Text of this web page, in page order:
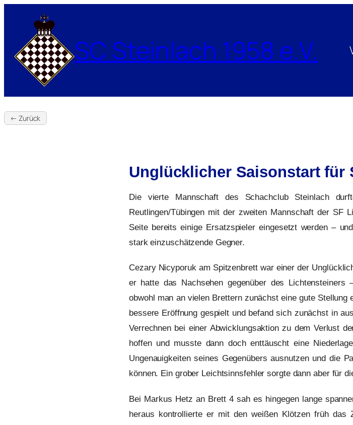
springen
SC Steinlach 1958 e.V.
← Zurück
Unglücklicher Saisonstart für
Die vierte Mannschaft des Schachclub Steinlach
Reutlingen/Tübingen mit der zweiten Mannschaft der SF
Seite bereits einige Ersatzspieler eingesetzt werden –
stark einzuschätzende Gegner.
Cezary Nicyporuk am Spitzenbrett war einer der
er hatte das Nachsehen gegenüber des Lichtensteiners
obwohl man an vielen Brettern zunächst eine gute
bessere Eröffnung gespielt und befand sich zunächst in
Verrechnen bei einer Abwicklungsaktion zu dem Verlust
hoffen und musste dann doch enttäuscht eine
Ungenauigkeiten seines Gegenübers ausnutzen und die
können. Ein grober Leichtsinnsfehler sorgte dann aber für
Bei Markus Hetz an Brett 4 sah es hingegen lange
heraus kontrollierte er mit den weißen Klötzen früh das